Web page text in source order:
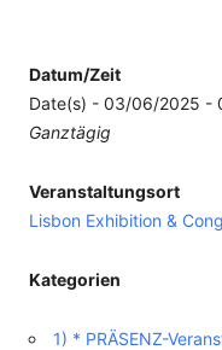
Datum/Zeit
Date(s) - 03/06/2025 -
Ganztägig
Veranstaltungsort
Lisbon Exhibition &
Kategorien
1) * PRÄSENZ-